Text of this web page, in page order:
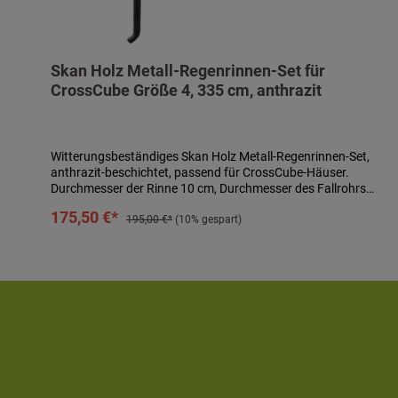
Skan Holz Metall-Regenrinnen-Set für
CrossCube Größe 4, 335 cm, anthrazit
Witterungsbeständiges Skan Holz Metall-Regenrinnen-Set,
anthrazit-beschichtet, passend für CrossCube-Häuser.
Durchmesser der Rinne 10 cm, Durchmesser des Fallrohrs
Ablaufrohrbogen, Verbindungselementen, Rohrschellen,
Rinnenverbinder durch mitgeliefertes Silikon. Kein Verlöten
175,50 €* 195,00 €* (10% gespart)
In den Warenkorb